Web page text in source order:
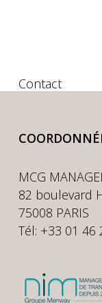
Contact
MCG
82 boulevard
75008 PARIS
Tél: +33 01 46